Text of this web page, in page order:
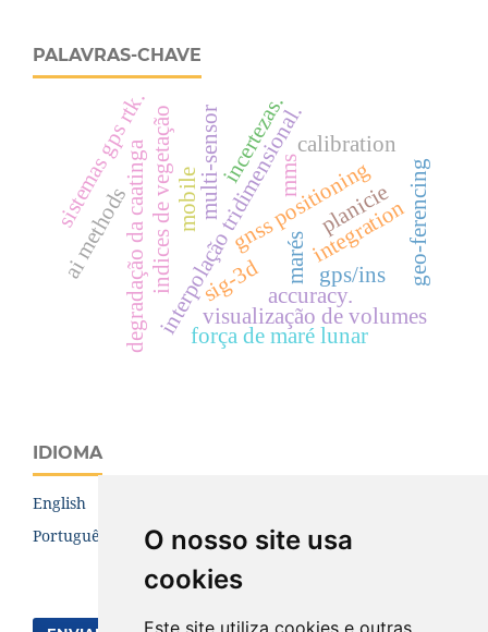
O nosso site usa
cookies
Este site utiliza cookies e outras
PALAVRAS-CHAVE
gnss positioning
mobile
marés
interpolação tridimensional.
sig-3d
visualização de volumes
i
n
d
i
c
e
s
d
e
v
e
g
e
t
a
ç
ã
o
degradação da caatinga multi-sensor
integration
accuracy.
geo-ferencing
calibration
mms
gps/ins
sistemas gps rtk.
ai methods planicie
força de maré lunar
incertezas.
IDIOMA
English
Português (Brasil)